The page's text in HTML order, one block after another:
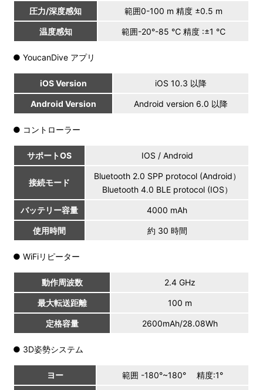
圧力/深度感知 範囲0-100 m 精度 ±0.5 m
温度感知 範囲-20°-85 ℃ 精度 :±1 ℃
● YoucanDive アプリ
iOS Version iOS 10.3 以降
Android Version Android version 6.0 以降
● コントローラー
サポートOS IOS / Android
接続モード
Bluetooth 2.0 SPP protocol (Android）
Bluetooth 4.0 BLE protocol (IOS）
バッテリー容量 4000 mAh
使用時間 約 30 時間
● WiFiリピーター
動作周波数 2.4 GHz
最大転送距離 100 m
定格容量 2600mAh/28.08Wh
● 3D姿勢システム
ヨー 範囲 -180°~180° 精度:1°